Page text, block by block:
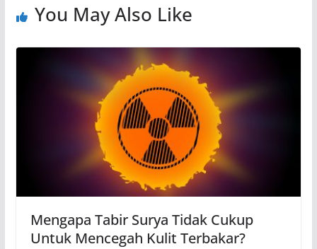
You May Also Like
Mengapa Tabir Surya Tidak Cukup
Untuk Mencegah Kulit Terbakar?